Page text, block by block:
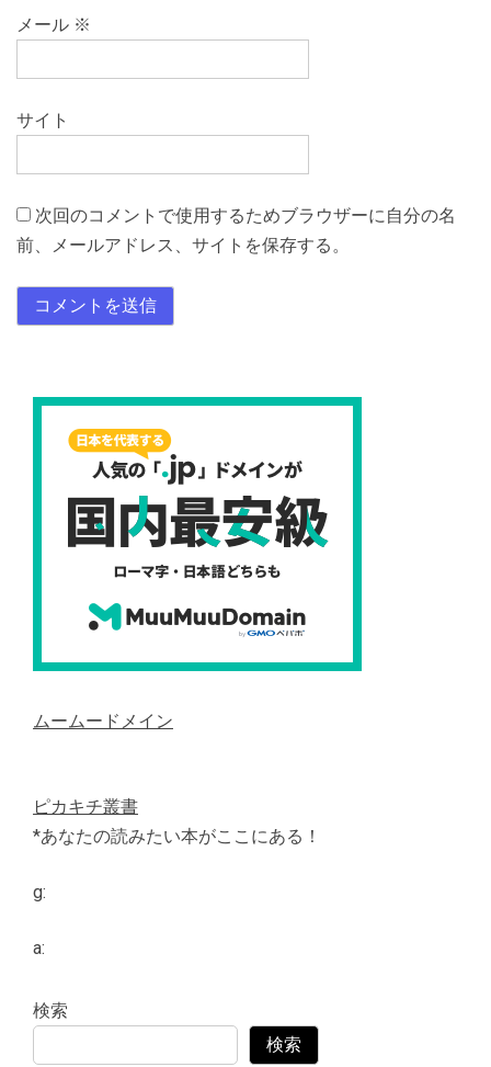
メール ※
サイト
次回のコメントで使用するためブラウザーに自分の名
前、メールアドレス、サイトを保存する。
ムームードメイン
ピカキチ叢書
*あなたの読みたい本がここにある！
g:
a:
検索
検索